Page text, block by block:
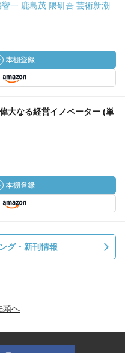
一 鹿島茂 隈研吾 芸術新潮
大なる経営イノベーター (単
グ・新刊情報
頭へ